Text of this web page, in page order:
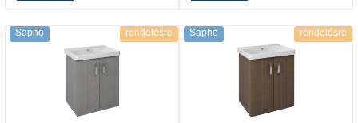
Sapho rendelésre Sapho rendelésre